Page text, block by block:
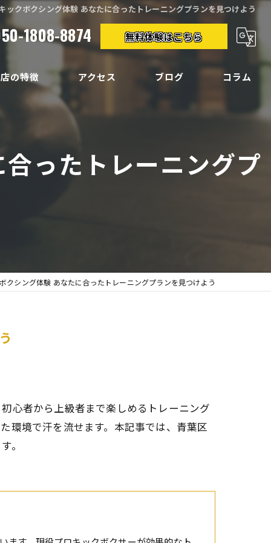
ックボクシング体験 あなたに合ったトレーニングプランを見つけよう
1808-8874 無料体験はこちら
の特徴
メイク
アクセス ブログ コラム
ったトレーニングプ
クシング体験 あなたに合ったトレーニングプランを見つけよう
心者から上級者まで楽しめるトレーニング
環境で汗を流せます。本記事では、青葉区
。